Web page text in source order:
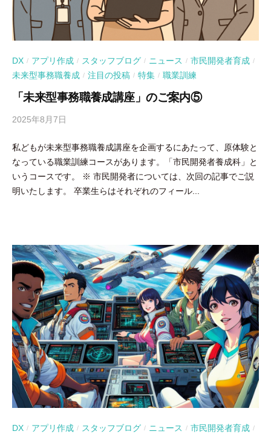
DX / アプリ作成 / スタッフブログ / ニュース / 市民開発者育成 /
未来型事務職養成 / 注目の投稿 / 特集 / 職業訓練
「未来型事務職養成講座」のご案内⑤
2025年8月7日
吉
田
豪
私どもが未来型事務職養成講座を企画するにあたって、原体験と
なっている職業訓練コースがあります。「市民開発者養成科」と
いうコースです。 ※ 市民開発者については、次回の記事でご説
明いたします。 卒業生らはそれぞれのフィール...
DX / アプリ作成 / スタッフブログ / ニュース / 市民開発者育成 /